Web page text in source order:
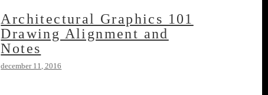
Architectural Graphics 101
Drawing Alignment and
Notes
december 11, 2016